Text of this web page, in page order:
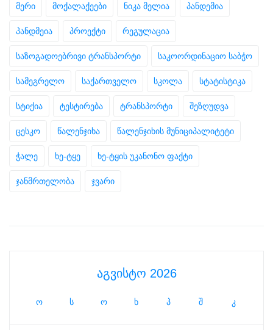
მერი მოქალაქეები ნიკა მელია პანდემია
პანდმეია პროექტი რეგულაცია
საზოგადოებრივი ტრანსპორტი საკოორდინაციო საბჭო
სამეგრელო საქართველო სკოლა სტატისტიკა
სტიქია ტესტირება ტრანსპორტი შეზღუდვა
ცესკო წალენჯიხა წალენჯიხის მუნიციპალიტეტი
ჭალე ხე-ტყე ხე-ტყის უკანონო ფაქტი
ჯანმრთელობა ჯვარი
აგვისტო 2026
ო ს ო ხ პ შ კ